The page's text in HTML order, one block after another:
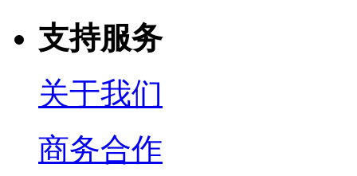
支持服务
关于我们
商务合作